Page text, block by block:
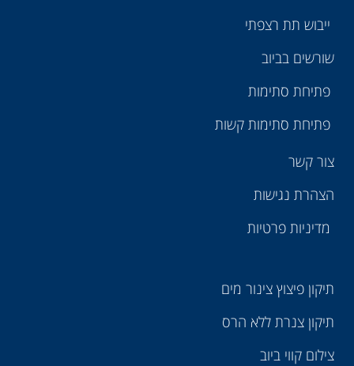
תיקון פיצוץ צינור מים
תיקון צנרת ללא הרס
צילום קווי ביוב
ייבוש תת רצפתי
שורשים בביוב
פתיחת סתימות
פתיחת סתימות קשות
צור קשר
הצהרת נגישות
מדיניות פרטיות